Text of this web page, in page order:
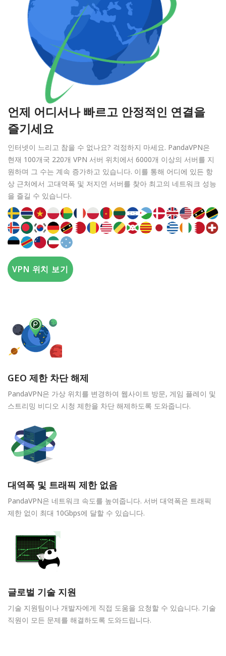
언제 어디서나 빠르고 안정적인 연결을
즐기세요
인터넷이 느리고 참을 수 없나요? 걱정하지 마세요. PandaVPN은
현재 100개국 220개 VPN 서버 위치에서 6000개 이상의 서버를 지
원하며 그 수는 계속 증가하고 있습니다. 이를 통해 어디에 있든 항
상 근처에서 고대역폭 및 저지연 서버를 찾아 최고의 네트워크 성능
을 즐길 수 있습니다.
VPN 위치 보기
GEO 제한 차단 해제
PandaVPN은 가상 위치를 변경하여 웹사이트 방문, 게임 플레이 및
스트리밍 비디오 시청 제한을 차단 해제하도록 도와줍니다.
대역폭 및 트래픽 제한 없음
PandaVPN은 네트워크 속도를 높여줍니다. 서버 대역폭은 트래픽
제한 없이 최대 10Gbps에 달할 수 있습니다.
글로벌 기술 지원
기술 지원팀이나 개발자에게 직접 도움을 요청할 수 있습니다. 기술
직원이 모든 문제를 해결하도록 도와드립니다.